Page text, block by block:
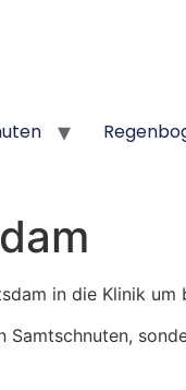
in die Klinik
Samtschnuten,